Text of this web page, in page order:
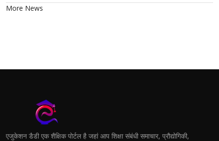
More News
एजुकेशन डैडी एक शैक्षिक पोर्टल है जहां आप शिक्षा संबंधी समाचार, प्रौद्योगिकी,